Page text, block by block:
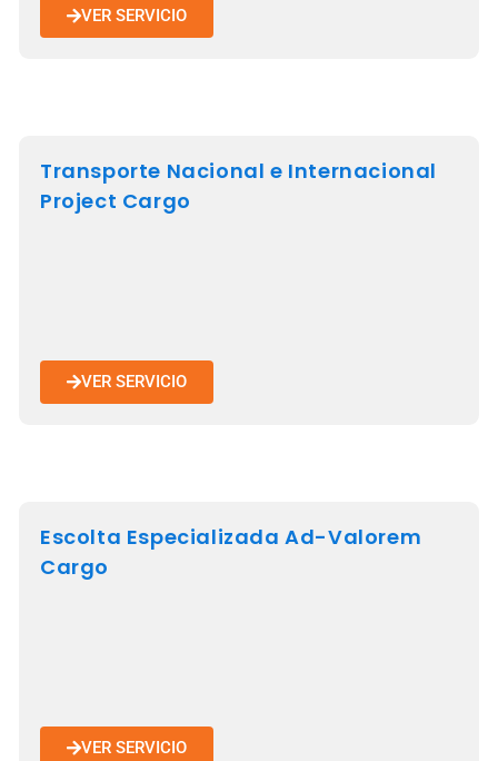
VER SERVICIO
Transporte Nacional e Internacional
Project Cargo
VER SERVICIO
Escolta Especializada Ad-Valorem
Cargo
VER SERVICIO